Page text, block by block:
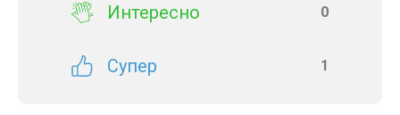
Интересно 0
Супер 1